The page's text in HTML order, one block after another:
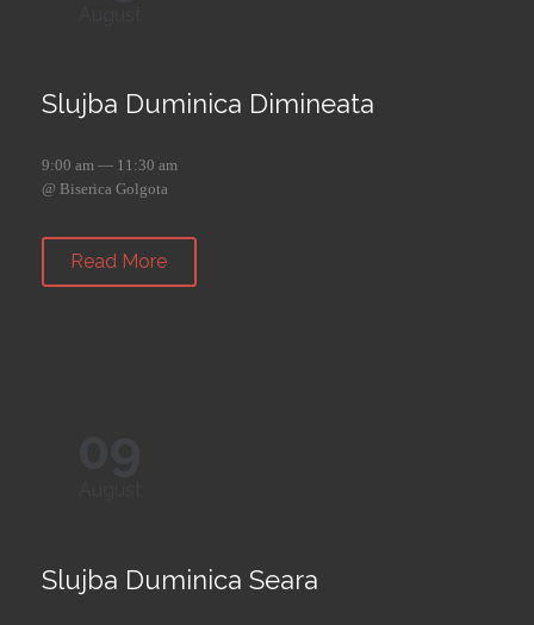
Slujba Duminica Dimineata
9:00 am — 11:30 am
@ Biserica Golgota
Read More
Slujba Duminica Seara